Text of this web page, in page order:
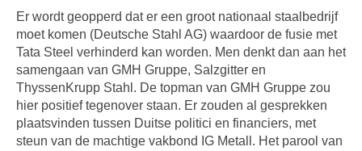
Er wordt geopperd dat er een groot nationaal staalbedrijf
moet komen (Deutsche Stahl AG) waardoor de fusie met
Tata Steel verhinderd kan worden. Men denkt dan aan het
samengaan van GMH Gruppe, Salzgitter en
ThyssenKrupp Stahl. De topman van GMH Gruppe zou
hier positief tegenover staan. Er zouden al gesprekken
plaatsvinden tussen Duitse politici en financiers, met
steun van de machtige vakbond IG Metall. Het parool van